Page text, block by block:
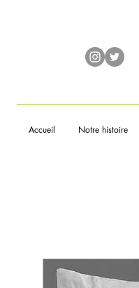
Accueil Notre histoire